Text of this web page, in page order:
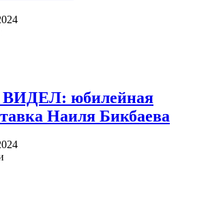
юбилейная
Наиля Бикбаева